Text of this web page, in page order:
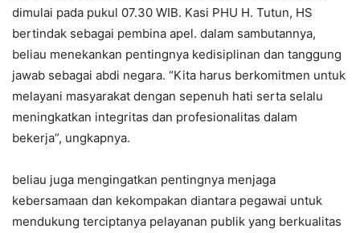
dimulai pada pukul 07.30 WIB. Kasi PHU H. Tutun, HS
bertindak sebagai pembina apel. dalam sambutannya,
beliau menekankan pentingnya kedisiplinan dan tanggung
jawab sebagai abdi negara. “Kita harus berkomitmen untuk
melayani masyarakat dengan sepenuh hati serta selalu
meningkatkan integritas dan profesionalitas dalam
bekerja”, ungkapnya.
beliau juga mengingatkan pentingnya menjaga
kebersamaan dan kekompakan diantara pegawai untuk
mendukung terciptanya pelayanan publik yang berkualitas